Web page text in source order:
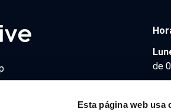
Esta página web usa
de